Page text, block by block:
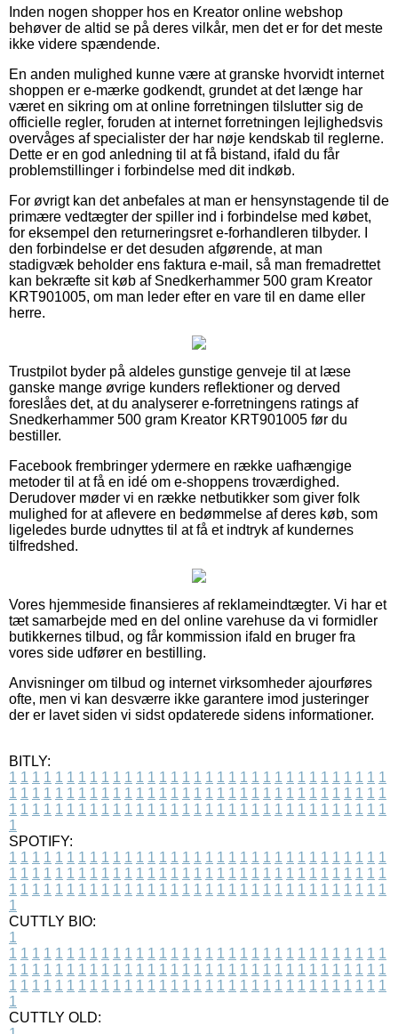
Inden nogen shopper hos en Kreator online webshop
behøver de altid se på deres vilkår, men det er for det meste
ikke videre spændende.
En anden mulighed kunne være at granske hvorvidt internet
shoppen er e-mærke godkendt, grundet at det længe har
været en sikring om at online forretningen tilslutter sig de
officielle regler, foruden at internet forretningen lejlighedsvis
overvåges af specialister der har nøje kendskab til reglerne.
Dette er en god anledning til at få bistand, ifald du får
problemstillinger i forbindelse med dit indkøb.
For øvrigt kan det anbefales at man er hensynstagende til de
primære vedtægter der spiller ind i forbindelse med købet,
for eksempel den returneringsret e-forhandleren tilbyder. I
den forbindelse er det desuden afgørende, at man
stadigvæk beholder ens faktura e-mail, så man fremadrettet
kan bekræfte sit køb af Snedkerhammer 500 gram Kreator
KRT901005, om man leder efter en vare til en dame eller
herre.
Trustpilot byder på aldeles gunstige genveje til at læse
ganske mange øvrige kunders reflektioner og derved
foreslåes det, at du analyserer e-forretningens ratings af
Snedkerhammer 500 gram Kreator KRT901005 før du
bestiller.
Facebook frembringer ydermere en række uafhængige
metoder til at få en idé om e-shoppens troværdighed.
Derudover møder vi en række netbutikker som giver folk
mulighed for at aflevere en bedømmelse af deres køb, som
ligeledes burde udnyttes til at få et indtryk af kundernes
tilfredshed.
Vores hjemmeside finansieres af reklameindtægter. Vi har et
tæt samarbejde med en del online varehuse da vi formidler
butikkernes tilbud, og får kommission ifald en bruger fra
vores side udfører en bestilling.
Anvisninger om tilbud og internet virksomheder ajourføres
ofte, men vi kan desværre ikke garantere imod justeringer
der er lavet siden vi sidst opdaterede sidens informationer.
BITLY:
1 1 1 1 1 1 1 1 1 1 1 1 1 1 1 1 1 1 1 1 1 1 1 1 1 1 1 1 1 1 1 1 1
1 1 1 1 1 1 1 1 1 1 1 1 1 1 1 1 1 1 1 1 1 1 1 1 1 1 1 1 1 1 1 1 1
1 1 1 1 1 1 1 1 1 1 1 1 1 1 1 1 1 1 1 1 1 1 1 1 1 1 1 1 1 1 1 1 1
1
SPOTIFY:
1 1 1 1 1 1 1 1 1 1 1 1 1 1 1 1 1 1 1 1 1 1 1 1 1 1 1 1 1 1 1 1 1
1 1 1 1 1 1 1 1 1 1 1 1 1 1 1 1 1 1 1 1 1 1 1 1 1 1 1 1 1 1 1 1 1
1 1 1 1 1 1 1 1 1 1 1 1 1 1 1 1 1 1 1 1 1 1 1 1 1 1 1 1 1 1 1 1 1
1
CUTTLY BIO:
1
1 1 1 1 1 1 1 1 1 1 1 1 1 1 1 1 1 1 1 1 1 1 1 1 1 1 1 1 1 1 1 1 1
1 1 1 1 1 1 1 1 1 1 1 1 1 1 1 1 1 1 1 1 1 1 1 1 1 1 1 1 1 1 1 1 1
1 1 1 1 1 1 1 1 1 1 1 1 1 1 1 1 1 1 1 1 1 1 1 1 1 1 1 1 1 1 1 1 1
1
CUTTLY OLD: